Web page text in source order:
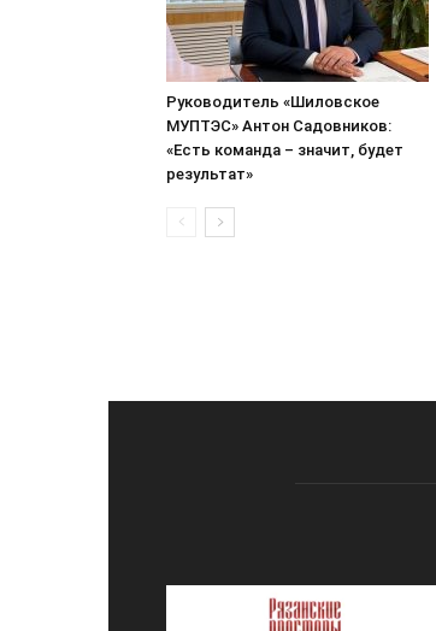
Руководитель «Шиловское
МУПТЭС» Антон Садовников:
«Есть команда – значит, будет
результат»